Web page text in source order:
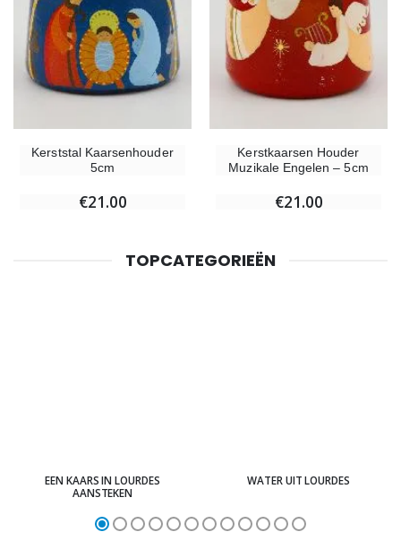
Kerststal Kaarsenhouder
5cm
€21.00
Kerstkaarsen Houder
Muzikale Engelen – 5cm
€21.00
TOPCATEGORIEËN
EEN KAARS IN LOURDES
AANSTEKEN
WATER UIT LOURDES